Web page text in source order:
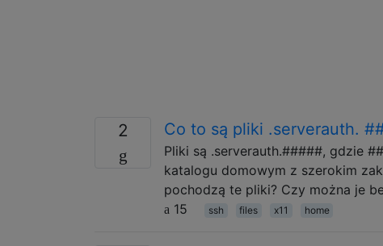
2 Co to są pliki .serverauth.
Pliki są .serverauth.#####, gdzie
katalogu domowym z szerokim
pochodzą te pliki? Czy można je
15
ssh files x11 home